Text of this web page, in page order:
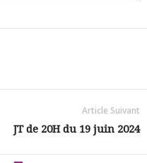
Article Suivant
JT de 20H du 19 juin 2024